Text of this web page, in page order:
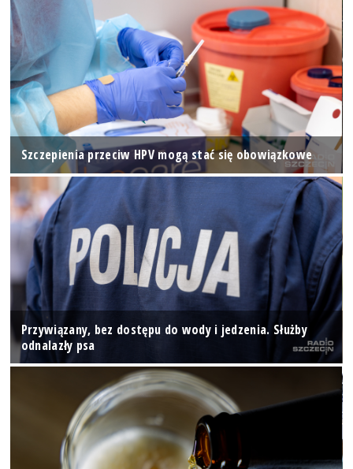
Szczepienia przeciw HPV mogą stać się obowiązkowe
Przywiązany, bez dostępu do wody i jedzenia. Służby
odnalazły psa